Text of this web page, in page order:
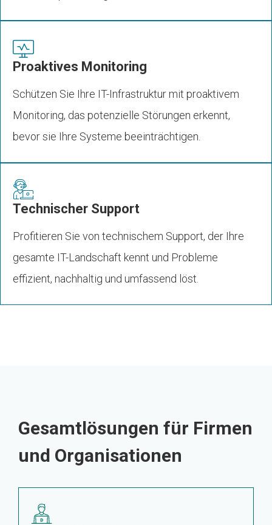
Proaktives Monitoring
Schützen Sie Ihre IT-Infrastruktur mit proaktivem
Monitoring, das potenzielle Störungen erkennt,
bevor sie Ihre Systeme beeinträchtigen.
Technischer Support
Profitieren Sie von technischem Support, der Ihre
gesamte IT-Landschaft kennt und Probleme
effizient, nachhaltig und umfassend löst.
Gesamtlösungen für Firmen
und Organisationen